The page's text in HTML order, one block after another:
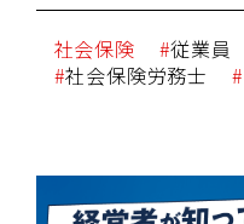
社会保険 従業員
社会保険労務士